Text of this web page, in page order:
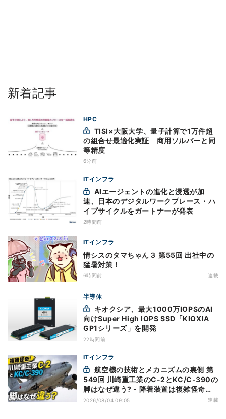
新着記事
HPC
の組合せ最適化実証 商用ソルバーと同
等精度
6分前
ITインフラ
速、日本のデジタルワークプレース・ハ
イプサイクルをガートナーが発表
2時間前
ITインフラ
情シスのタマちゃん３ 第55回 出社中の
猛暑対策！
6時間前 連載
半導体
向けSuper High IOPS SSD「KIOXIA
GP1シリーズ」を開発
22時間前
ITインフラ
549回 川崎重工業のC-2とKC/C-390の
脚はなぜ違う? - 降着装置は複雑怪奇
(5)|軍用輸送機(10)
2026/08/04 09:05 連載